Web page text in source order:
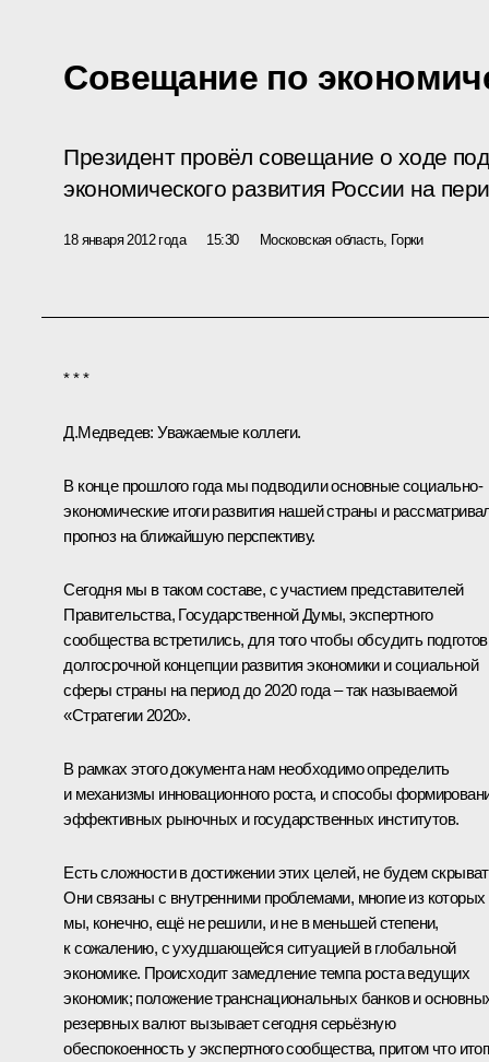
Совещание по
Президент провёл совещание о ходе
экономического развития России на
18 января 2012 года 15:30 Московская область, Горки
* * *
Д.Медведев: Уважаемые коллеги.
В конце прошлого года мы подводили основные социально-
экономические итоги развития нашей страны и
прогноз на ближайшую перспективу.
Сегодня мы в таком составе, с участием представителей
Правительства, Государственной Думы, экспертного
сообщества встретились, для того чтобы обсудить
долгосрочной концепции развития экономики и социальной
сферы страны на период до 2020 года – так называемой
«Стратегии 2020».
В рамках этого документа нам необходимо определить
и механизмы инновационного роста, и способы
эффективных рыночных и государственных институтов.
Есть сложности в достижении этих целей, не будем
Они связаны с внутренними проблемами, многие из которых
мы, конечно, ещё не решили, и не в меньшей степени,
к сожалению, с ухудшающейся ситуацией в глобальной
экономике. Происходит замедление темпа роста ведущих
экономик; положение транснациональных банков и
резервных валют вызывает сегодня серьёзную
обеспокоенность у экспертного сообщества, притом что